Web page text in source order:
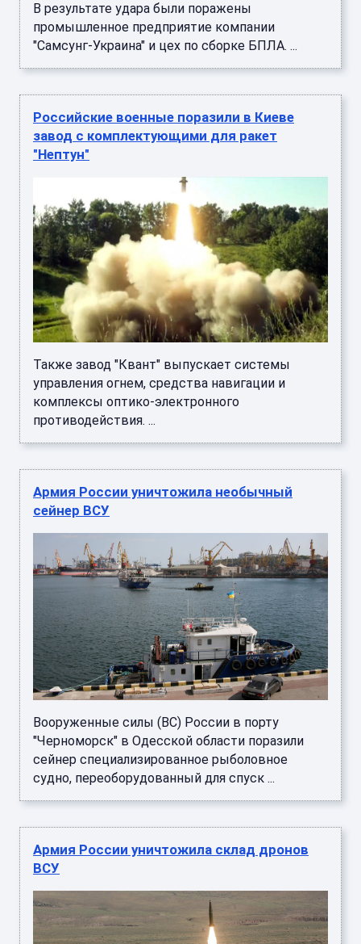
В результате удара были поражены
промышленное предприятие компании
"Самсунг-Украина" и цех по сборке БПЛА. ...
Российские военные поразили в Киеве
завод с комплектующими для ракет
"Нептун"
Также завод "Квант" выпускает системы
управления огнем, средства навигации и
комплексы оптико-электронного
противодействия. ...
Армия России уничтожила необычный
сейнер ВСУ
Вооруженные силы (ВС) России в порту
"Черноморск" в Одесской области поразили
сейнер специализированное рыболовное
судно, переоборудованный для спуск ...
Армия России уничтожила склад дронов
ВСУ